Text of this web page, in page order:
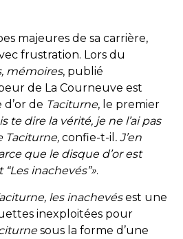
majeures de sa carrière,
frustration. Lors du
mémoires, publié
de La Courneuve est
de Taciturne, le premier
te dire la vérité, je ne l’ai pas
Taciturne, confie-t-il . J’en
que le disque d’or est
inachevés”».
, les inachevésest une
inexploitées pour
sous la forme d’une